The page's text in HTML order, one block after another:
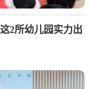
2所幼儿园实力出